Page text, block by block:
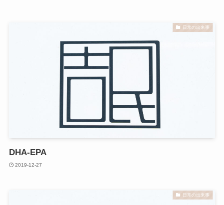
日常の出来事
DHA-EPA
2019-12-27
日常の出来事